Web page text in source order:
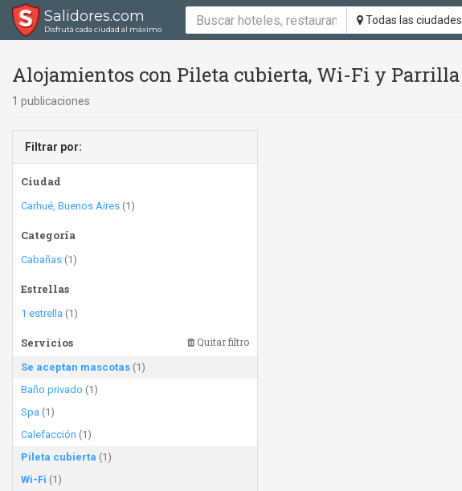
Salidores.com
Disfrutá cada ciudad al máximo
Todas las ciudades
Alojamientos con Pileta cubierta, Wi-Fi y Parrilla
1 publicaciones
Filtrar por:
Ciudad
Carhué, Buenos Aires (1)
Categoría
Cabañas (1)
Estrellas
1 estrella (1)
Servicios Quitar filtro
Se aceptan mascotas (1)
Baño privado (1)
Spa (1)
Calefacción (1)
Pileta cubierta (1)
Wi-Fi (1)